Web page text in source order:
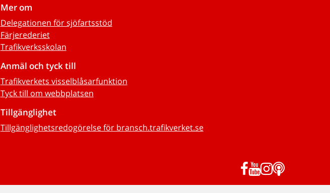
Mer om
Delegationen för sjöfartsstöd
Färjerederiet
Trafikverksskolan
Anmäl och tyck till
Trafikverkets visselblåsarfunktion
Tyck till om webbplatsen
Tillgänglighet
Tillgänglighetsredogörelse för bransch.trafikverket.se
Facebook
YouTube
Instagram
Podd